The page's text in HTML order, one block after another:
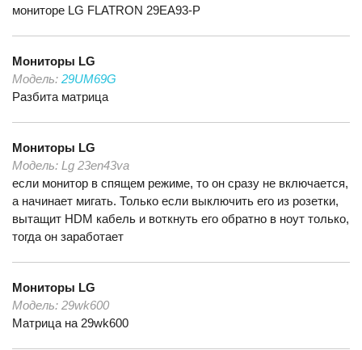
мониторе LG FLATRON 29EA93-P
Мониторы LG
Модель: 29UM69G
Разбита матрица
Мониторы LG
Модель: Lg 23en43va
если монитор в спящем режиме, то он сразу не включается,
а начинает мигать. Только если выключить его из розетки,
вытащит HDM кабель и воткнуть его обратно в ноут только,
тогда он заработает
Мониторы LG
Модель: 29wk600
Матрица на 29wk600